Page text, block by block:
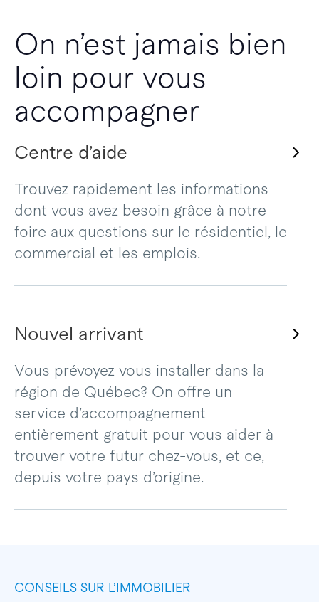
On n’est jamais bien
loin pour vous
accompagner
Centre d’aide
Trouvez rapidement les informations
dont vous avez besoin grâce à notre
foire aux questions sur le résidentiel, le
commercial et les emplois.
Nouvel arrivant
Vous prévoyez vous installer dans la
région de Québec? On offre un
service d’accompagnement
entièrement gratuit pour vous aider à
trouver votre futur chez-vous, et ce,
depuis votre pays d’origine.
CONSEILS SUR L’IMMOBILIER